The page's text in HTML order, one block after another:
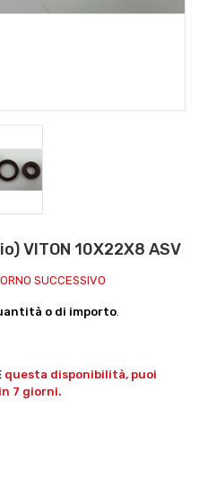
VITON 10X22X8 ASV
SUCCESSIVO
o di importo
questa disponibilità, puoi
7 giorni.